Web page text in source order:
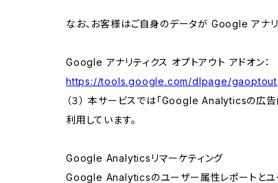
なお、お客様はご自身のデータが Google アナ
Google アナリティクス オプトアウト アドオン：
https://tools.google.com/dlpage/gaoptout
（３） 本サービスでは「Google Analyticsの広
利用しています。
Google Analyticsリマーケティング
Google Analyticsのユーザー属性レポートとユ